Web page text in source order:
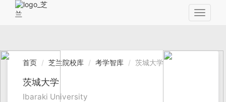
Toggle
首页 芝兰院校库 考学智库 茨城大学
茨城大学
Ibaraki University